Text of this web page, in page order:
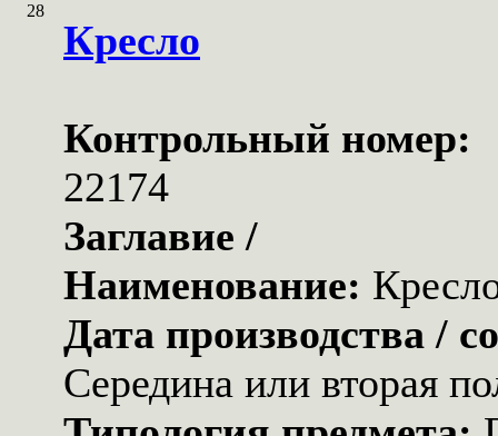
28
Кресло
Контрольный номер:
22174
Заглавие /
Наименование:
Дата производства /
Середина или вторая